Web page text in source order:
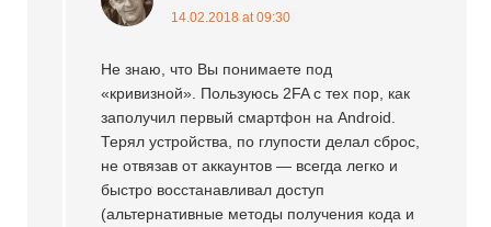
14.02.2018 at 09:30
Не знаю, что Вы понимаете под
«кривизной». Пользуюсь 2FA с тех пор, как
заполучил первый смартфон на Android.
Терял устройства, по глупости делал сброс,
не отвязав от аккаунтов — всегда легко и
быстро восстанавливал доступ
(альтернативные методы получения кода и